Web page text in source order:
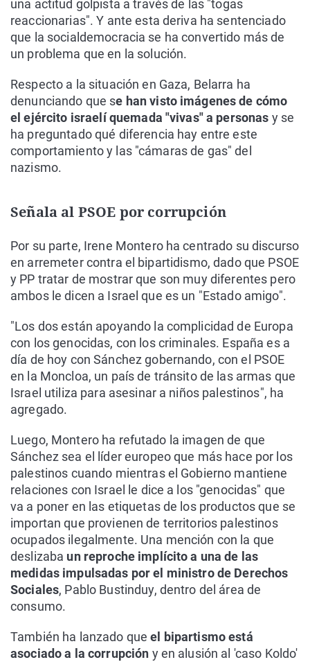
una actitud golpista a través de las "togas
reaccionarias". Y ante esta deriva ha sentenciado
que la socialdemocracia se ha convertido más de
un problema que en la solución.
Respecto a la situación en Gaza, Belarra ha
denunciando que se han visto imágenes de cómo
el ejército israelí quemada "vivas" a personas y se
ha preguntado qué diferencia hay entre este
comportamiento y las "cámaras de gas" del
nazismo.
Señala al PSOE por corrupción
Por su parte, Irene Montero ha centrado su discurso
en arremeter contra el bipartidismo, dado que PSOE
y PP tratar de mostrar que son muy diferentes pero
ambos le dicen a Israel que es un "Estado amigo".
"Los dos están apoyando la complicidad de Europa
con los genocidas, con los criminales. España es a
día de hoy con Sánchez gobernando, con el PSOE
en la Moncloa, un país de tránsito de las armas que
Israel utiliza para asesinar a niños palestinos", ha
agregado.
Luego, Montero ha refutado la imagen de que
Sánchez sea el líder europeo que más hace por los
palestinos cuando mientras el Gobierno mantiene
relaciones con Israel le dice a los "genocidas" que
va a poner en las etiquetas de los productos que se
importan que provienen de territorios palestinos
ocupados ilegalmente. Una mención con la que
deslizaba un reproche implícito a una de las
medidas impulsadas por el ministro de Derechos
Sociales, Pablo Bustinduy, dentro del área de
consumo.
También ha lanzado queel bipartismo está
asociado a la corrupción y en alusión al 'caso Koldo'